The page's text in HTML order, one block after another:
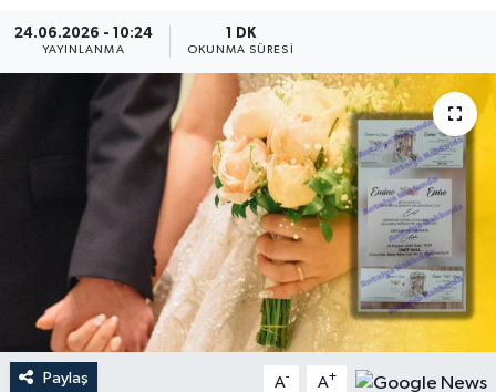
24.06.2026 - 10:24
YAYINLANMA
1 DK
OKUNMA SÜRESI
Paylaş A- A+
Spor
Dünya
Resmi Reklamlar
Haber Arşivi